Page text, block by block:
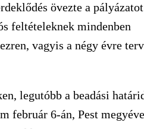
övezte a
feltételeknek mindenben
vagyis a négy évre
legutóbb a beadási
február 6-án, Pest